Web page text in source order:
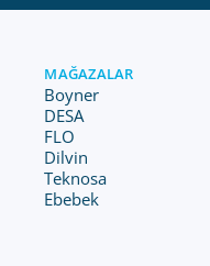
MAĞAZALAR
Boyner
DESA
FLO
Dilvin
Teknosa
Ebebek